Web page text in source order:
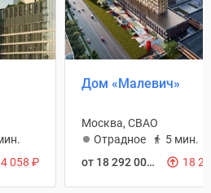
058 ₽
Дом «Малевич»
Москва, СВАО
Отрадное
5 мин.
от 18 292 000
18